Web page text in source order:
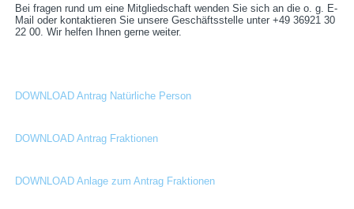
Bei fragen rund um eine Mitgliedschaft wenden Sie sich an die o. g. E-
Mail oder kontaktieren Sie unsere Geschäftsstelle unter +49 36921 30
22 00. Wir helfen Ihnen gerne weiter.
DOWNLOAD Antrag Natürliche Person
DOWNLOAD Antrag Fraktionen
DOWNLOAD Anlage zum Antrag Fraktionen